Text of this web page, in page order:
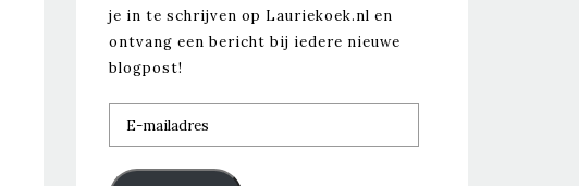
je in te schrijven op Lauriekoek.nl en
ontvang een bericht bij iedere nieuwe
blogpost!
mailadres